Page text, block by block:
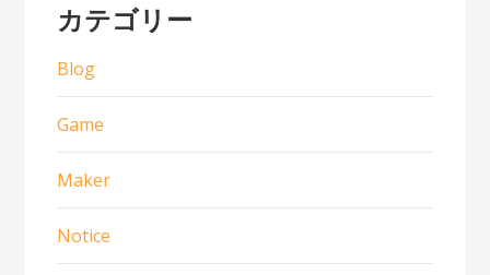
カテゴリー
Blog
Game
Maker
Notice